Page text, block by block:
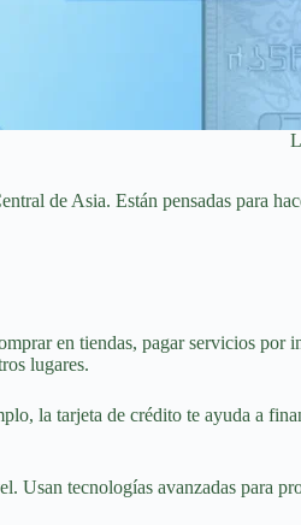
de Asia. Están pensadas para
en tiendas, pagar servicios
lugares.
la tarjeta de crédito te ayuda a
Usan tecnologías avanzadas para